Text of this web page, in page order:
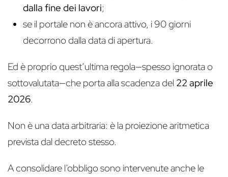
dalla fine dei lavori;
se il portale non è ancora attivo, i 90 giorni
decorrono dalla data di apertura.
Ed è proprio quest’ultima regola—spesso ignorata o
sottovalutata—che porta alla scadenza del 22 aprile
2026.
Non è una data arbitraria: è la proiezione aritmetica
prevista dal decreto stesso.
A consolidare l’obbligo sono intervenute anche le